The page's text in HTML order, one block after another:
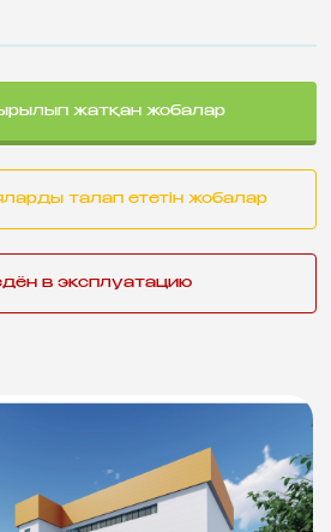
жатқан жобалар
талап ететін жобалар
в эксплуатацию